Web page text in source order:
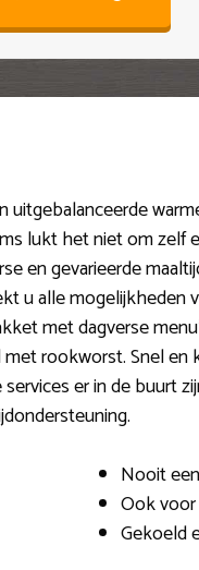
uitgebalanceerde
lukt het niet om zelf
en gevarieerde
u alle mogelijkheden
met dagverse
rookworst. Snel
er in de buurt
Nooit
Ook
Gekoeld